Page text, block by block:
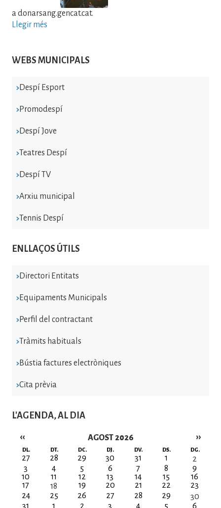
WEBS MUNICIPALS
Despí Esport
Promodespí
Despí Jove
Teatres Despí
Despí TV
Arxiu municipal
Tennis Despí
ENLLAÇOS ÚTILS
Directori Entitats
Equipaments Municipals
Perfil del contractant
Tràmits habituals
Bústia factures electròniques
Cita prèvia
L'AGENDA, AL DIA
AGOST 2026
Paginació
‹‹ ››
DL. DT. DC. DJ. DV. DS. DG.
27 28 29 30 31 1
2
3
4 5 6 7 8
9
10
11 12 13 14 15
16
17
18 19 20 21 22
23
24
25 26 27 28 29
30
31
1 2 3 4 5 6
a donarsang.gencat.cat.
Llegir més